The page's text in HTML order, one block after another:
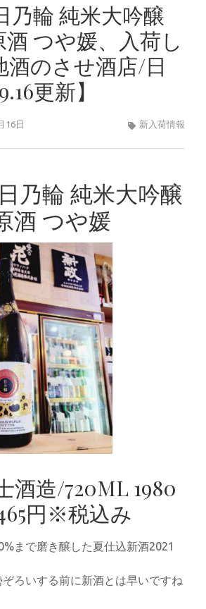
乃輪 純米大吟醸
つや媛、入荷し
酒のさせ酒店/日
更新】
16日 新入荷情報
乃輪 純米大吟醸
酒 つや媛
酒造/720ML 1980
円※税込み
まで磨き醸した夏仕込新酒2021
ろいする前に新酒とは早いですね